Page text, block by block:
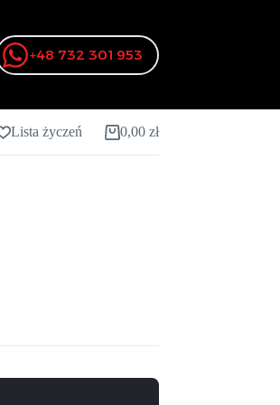
+48 732 301 953
Lista życzeń Koszyk
0,00 zł